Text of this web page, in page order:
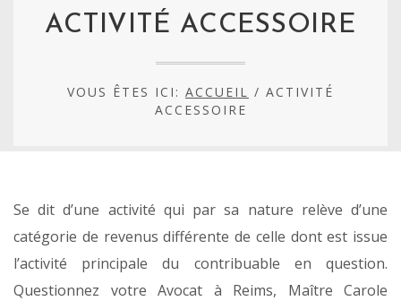
ACTIVITÉ ACCESSOIRE
VOUS ÊTES ICI: ACCUEIL / ACTIVITÉ
ACCESSOIRE
Se dit d’une activité qui par sa nature relève d’une
catégorie de revenus différente de celle dont est issue
l’activité principale du contribuable en question.
Questionnez votre Avocat à Reims, Maître Carole